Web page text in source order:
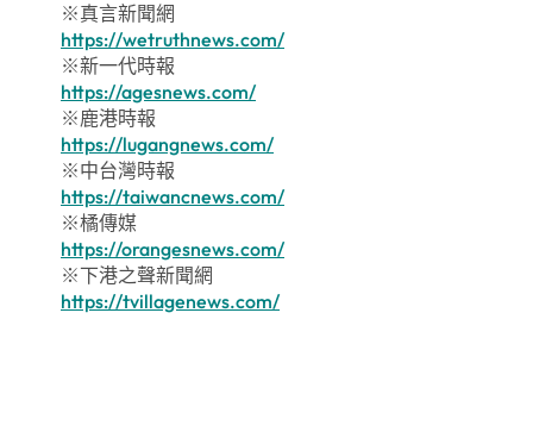
※真言新聞網
https://wetruthnews.com/
※新一代時報
https://agesnews.com/
※鹿港時報
https://lugangnews.com/
※中台灣時報
https://taiwancnews.com/
※橘傳媒
https://orangesnews.com/
※下港之聲新聞網
https://tvillagenews.com/